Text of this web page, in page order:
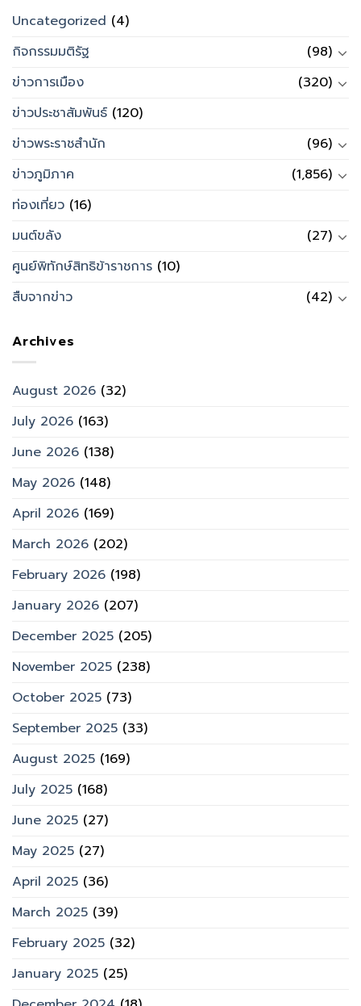
Uncategorized (4)
กิจกรรมมติรัฐ
(98)
ข่าวการเมือง
(320)
ข่าวประชาสัมพันธ์ (120)
ข่าวพระราชสำนัก
(96)
ข่าวภูมิภาค
(1,856)
ท่องเที่ยว (16)
มนต์ขลัง
(27)
ศูนย์พิทักษ์สิทธิข้าราชการ (10)
สืบจากข่าว
(42)
Archives
August 2026 (32)
July 2026 (163)
June 2026 (138)
May 2026 (148)
April 2026 (169)
March 2026 (202)
February 2026 (198)
January 2026 (207)
December 2025 (205)
November 2025 (238)
October 2025 (73)
September 2025 (33)
August 2025 (169)
July 2025 (168)
June 2025 (27)
May 2025 (27)
April 2025 (36)
March 2025 (39)
February 2025 (32)
January 2025 (25)